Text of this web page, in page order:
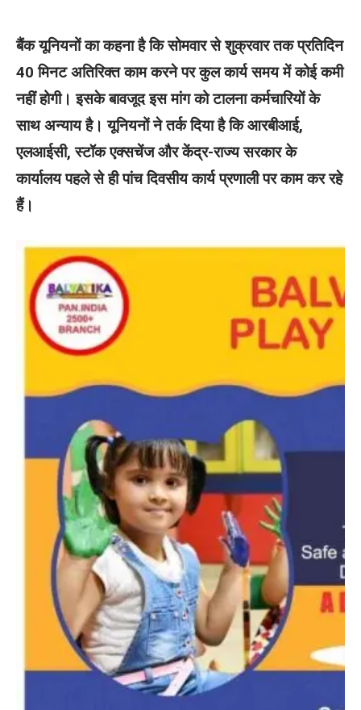
बैंक यूनियनों का कहना है कि सोमवार से शुक्रवार तक प्रतिदिन
40 मिनट अतिरिक्त काम करने पर कुल कार्य समय में कोई कमी
नहीं होगी। इसके बावजूद इस मांग को टालना कर्मचारियों के
साथ अन्याय है। यूनियनों ने तर्क दिया है कि आरबीआई,
एलआईसी, स्टॉक एक्सचेंज और केंद्र-राज्य सरकार के
कार्यालय पहले से ही पांच दिवसीय कार्य प्रणाली पर काम कर रहे
हैं।